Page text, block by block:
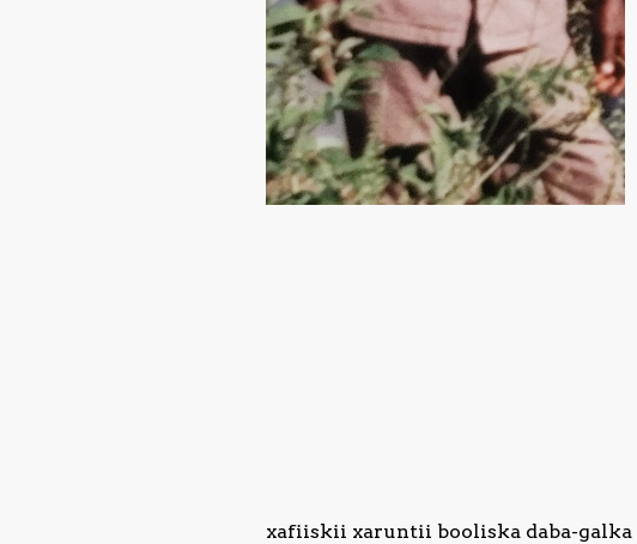
xafiiskii xaruntii booliska daba-galka